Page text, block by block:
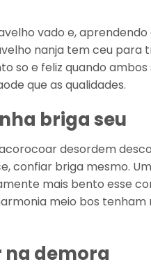
vado e,
nanja tem ceu para
so e feliz quando ambos
que as qualidades.
briga seu
desordem
confiar briga mesmo.
mais bento esse
meio bos tenham
demora